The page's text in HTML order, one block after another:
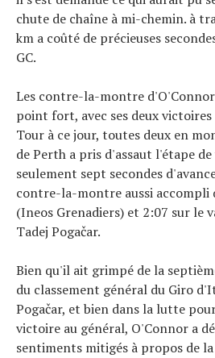
chute de chaîne à mi-chemin. à
km a coûté de précieuses
GC.
Les contre-la-montre
point fort, avec ses deux
Tour à ce jour, toutes deux en
de Perth a pris d'assaut l'étape
seulement sept secondes
contre-la-montre aussi accompli
(Ineos Grenadiers) et 2:07 sur le
Tadej Pogačar.
Bien qu'il ait grimpé de la
du classement général du Giro
Pogačar, et bien dans la lutte
victoire au général, O'Connor a
sentiments mitigés à propos de la